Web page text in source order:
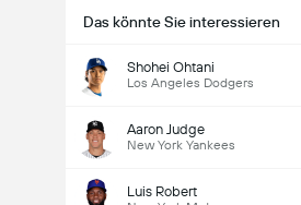
Das könnte Sie interessieren
Shohei Ohtani
Los Angeles Dodgers
Aaron Judge
New York Yankees
Luis Robert